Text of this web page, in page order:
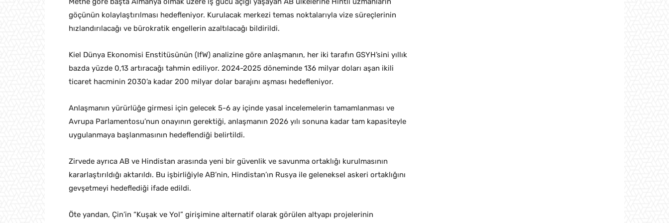
göçünün kolaylaştırılması hedefleniyor. Kurulacak merkezi temas noktalarıyla vize süreçlerinin
hızlandırılacağı ve bürokratik engellerin azaltılacağı bildirildi.
Kiel Dünya Ekonomisi Enstitüsünün (IfW) analizine göre anlaşmanın, her iki tarafın GSYH’sini yıllık
bazda yüzde 0,13 artıracağı tahmin ediliyor. 2024-2025 döneminde 136 milyar doları aşan ikili
ticaret hacminin 2030’a kadar 200 milyar dolar barajını aşması hedefleniyor.
Anlaşmanın yürürlüğe girmesi için gelecek 5-6 ay içinde yasal incelemelerin tamamlanması ve
Avrupa Parlamentosu’nun onayının gerektiği, anlaşmanın 2026 yılı sonuna kadar tam kapasiteyle
uygulanmaya başlanmasının hedeflendiği belirtildi.
Zirvede ayrıca AB ve Hindistan arasında yeni bir güvenlik ve savunma ortaklığı kurulmasının
kararlaştırıldığı aktarıldı. Bu işbirliğiyle AB’nin, Hindistan’ın Rusya ile geleneksel askeri ortaklığını
gevşetmeyi hedeflediği ifade edildi.
Öte yandan, Çin’in “Kuşak ve Yol” girişimine alternatif olarak görülen altyapı projelerinin